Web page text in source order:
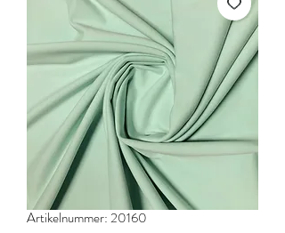
Artikelnummer: 20160